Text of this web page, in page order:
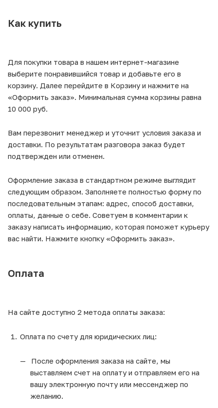
Как купить
Для покупки товара в нашем интернет-магазине
выберите понравившийся товар и добавьте его в
корзину. Далее перейдите в Корзину и нажмите на
«Оформить заказ». Минимальная сумма корзины равна
10 000 руб.
Вам перезвонит менеджер и уточнит условия заказа и
доставки. По результатам разговора заказ будет
подтвержден или отменен.
Оформление заказа в стандартном режиме выглядит
следующим образом. Заполняете полностью форму по
последовательным этапам: адрес, способ доставки,
оплаты, данные о себе. Советуем в комментарии к
заказу написать информацию, которая поможет курьеру
вас найти. Нажмите кнопку «Оформить заказ».
Оплата
На сайте доступно 2 метода оплаты заказа:
Оплата по счету для юридических лиц:
После оформления заказа на сайте, мы
выставляем счет на оплату и отправляем его на
вашу электронную почту или мессенджер по
желанию.